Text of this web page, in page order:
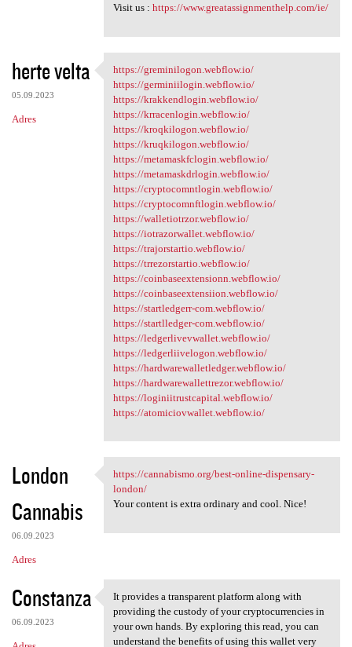
Visit us : https://www.greatassignmenthelp.com/ie/
herte velta
05.09.2023
Adres
https://greminilogon.webflow
https://greminilogon.webflow.io/
https://germiniilogin.webflow.io/
https://krakkendlogin.webflow.io/
https://krracenlogin.webflow.io/
https://kroqkilogon.webflow.io/
https://kruqkilogon.webflow.io/
https://metamaskfclogin.webflow.io/
https://metamaskdrlogin.webflow.io/
https://cryptocomntlogin.webflow.io/
https://cryptocomnftlogin.webflow.io/
https://walletiotrzor.webflow.io/
https://iotrazorwallet.webflow.io/
https://trajorstartio.webflow.io/
https://trrezorstartio.webflow.io/
https://coinbaseextensionn.webflow.io/
https://coinbaseextensiion.webflow.io/
https://startledgerr-com.webflow.io/
https://startlledger-com.webflow.io/
https://ledgerlivevwallet.webflow.io/
https://ledgerliivelogon.webflow.io/
https://hardwarewalletledger.webflow.io/
https://hardwarewallettrezor.webflow.io/
https://loginiitrustcapital.webflow.io/
https://atomiciovwallet.webflow.io/
London
Cannabis
06.09.2023
Adres
https://cannabismo.org/best
https://cannabismo.org/best-online-dispensary-
london/
Your content is extra ordinary and cool. Nice!
Constanza
06.09.2023
It provides a transparent
It provides a transparent platform along with
providing the custody of your cryptocurrencies in
your own hands. By exploring this read, you can
understand the benefits of using this wallet very